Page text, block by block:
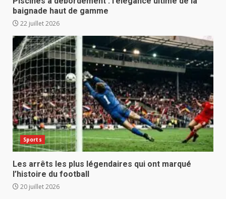
baignade haut de gamme
22 juillet 2026
Sports
Les arrêts les plus légendaires qui ont marqué
l’histoire du football
20 juillet 2026